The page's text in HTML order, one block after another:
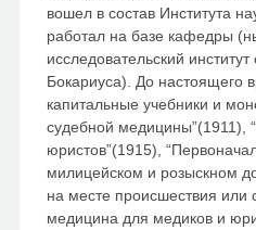
вошел в состав Института
работал на базе кафедры
исследовательский
Бокариуса). До настоящего
капитальные учебники и
судебной медицины”(1911),
юристов”(1915),
милицейском и розыскном
на месте происшествия или
медицина для медиков и